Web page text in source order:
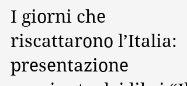
I giorni che